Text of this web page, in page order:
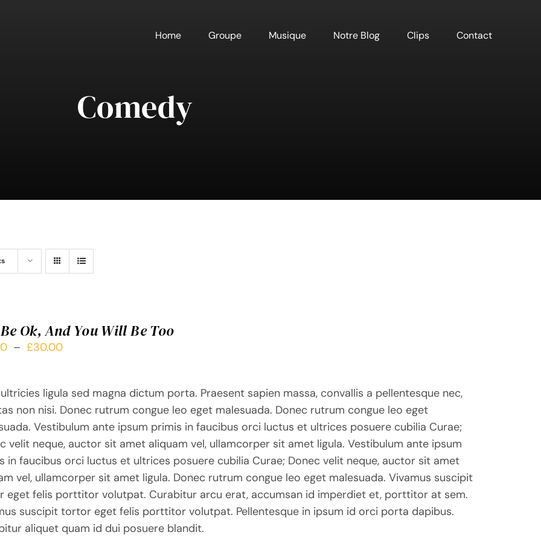
Home Groupe Musique Notre Blog Clips Contact
Comedy
Ok, And You Will Be Too
– £30.00Plage
£10.00
à
£30.00
ligula sed magna dictum porta. Praesent sapien massa, convallis a pellentesque nec,
non nisi. Donec rutrum congue leo eget malesuada. Donec rutrum congue leo eget
Vestibulum ante ipsum primis in faucibus orci luctus et ultrices posuere cubilia Curae;
velit neque, auctor sit amet aliquam vel, ullamcorper sit amet ligula. Vestibulum ante ipsum
in faucibus orci luctus et ultrices posuere cubilia Curae; Donec velit neque, auctor sit amet
vel, ullamcorper sit amet ligula. Donec rutrum congue leo eget malesuada. Vivamus suscipit
eget felis porttitor volutpat. Curabitur arcu erat, accumsan id imperdiet et, porttitor at sem.
suscipit tortor eget felis porttitor volutpat. Pellentesque in ipsum id orci porta dapibus.
aliquet quam id dui posuere blandit.